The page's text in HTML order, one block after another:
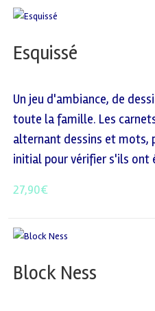
Esquissé
Un jeu d'ambiance, de
toute la famille. Les
alternant dessins et mots,
initial pour vérifier s'ils
27,90€
Block Ness